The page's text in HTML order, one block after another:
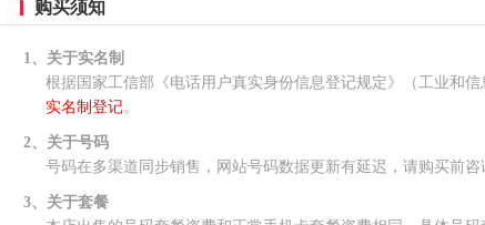
购买须知
1、关于实名制
根据国家工信部《电话用户真实身份信息登记规定》（工业和
实名制登记。
2、关于号码
号码在多渠道同步销售，网站号码数据更新有延迟，请购买前咨
3、关于套餐